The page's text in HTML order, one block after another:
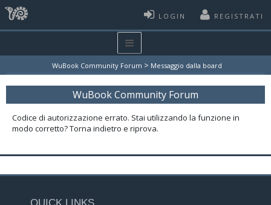
LOGIN REGISTRATI
WuBook Community Forum > Messaggio dalla board
WuBook Community Forum
Codice di autorizzazione errato. Stai utilizzando la funzione in
modo corretto? Torna indietro e riprova.